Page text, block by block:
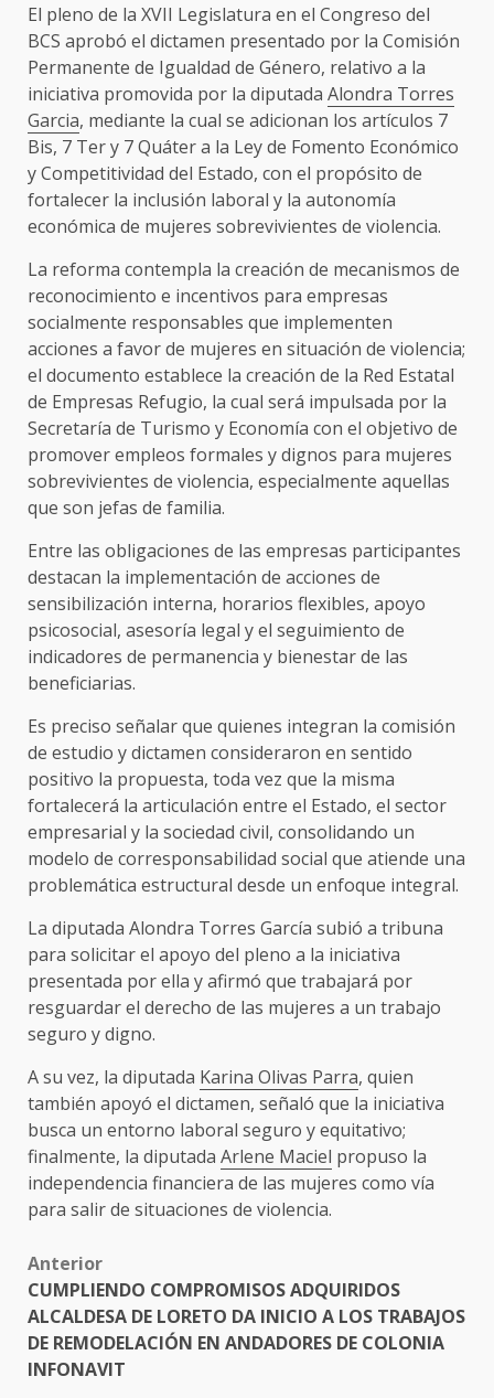
El pleno de la XVII Legislatura en el Congreso del
BCS aprobó el dictamen presentado por la Comisión
Permanente de Igualdad de Género, relativo a la
iniciativa promovida por la diputada Alondra Torres
Garcia, mediante la cual se adicionan los artículos 7
Bis, 7 Ter y 7 Quáter a la Ley de Fomento Económico
y Competitividad del Estado, con el propósito de
fortalecer la inclusión laboral y la autonomía
económica de mujeres sobrevivientes de violencia.
La reforma contempla la creación de mecanismos de
reconocimiento e incentivos para empresas
socialmente responsables que implementen
acciones a favor de mujeres en situación de violencia;
el documento establece la creación de la Red Estatal
de Empresas Refugio, la cual será impulsada por la
Secretaría de Turismo y Economía con el objetivo de
promover empleos formales y dignos para mujeres
sobrevivientes de violencia, especialmente aquellas
que son jefas de familia.
Entre las obligaciones de las empresas participantes
destacan la implementación de acciones de
sensibilización interna, horarios flexibles, apoyo
psicosocial, asesoría legal y el seguimiento de
indicadores de permanencia y bienestar de las
beneficiarias.
Es preciso señalar que quienes integran la comisión
de estudio y dictamen consideraron en sentido
positivo la propuesta, toda vez que la misma
fortalecerá la articulación entre el Estado, el sector
empresarial y la sociedad civil, consolidando un
modelo de corresponsabilidad social que atiende una
problemática estructural desde un enfoque integral.
La diputada Alondra Torres García subió a tribuna
para solicitar el apoyo del pleno a la iniciativa
presentada por ella y afirmó que trabajará por
resguardar el derecho de las mujeres a un trabajo
seguro y digno.
A su vez, la diputada Karina Olivas Parra, quien
también apoyó el dictamen, señaló que la iniciativa
busca un entorno laboral seguro y equitativo;
finalmente, la diputada Arlene Maciel propuso la
independencia financiera de las mujeres como vía
para salir de situaciones de violencia.
Post
navigation
Anterior
CUMPLIENDO COMPROMISOS ADQUIRIDOS
ALCALDESA DE LORETO DA INICIO A LOS TRABAJOS
DE REMODELACIÓN EN ANDADORES DE COLONIA
INFONAVIT